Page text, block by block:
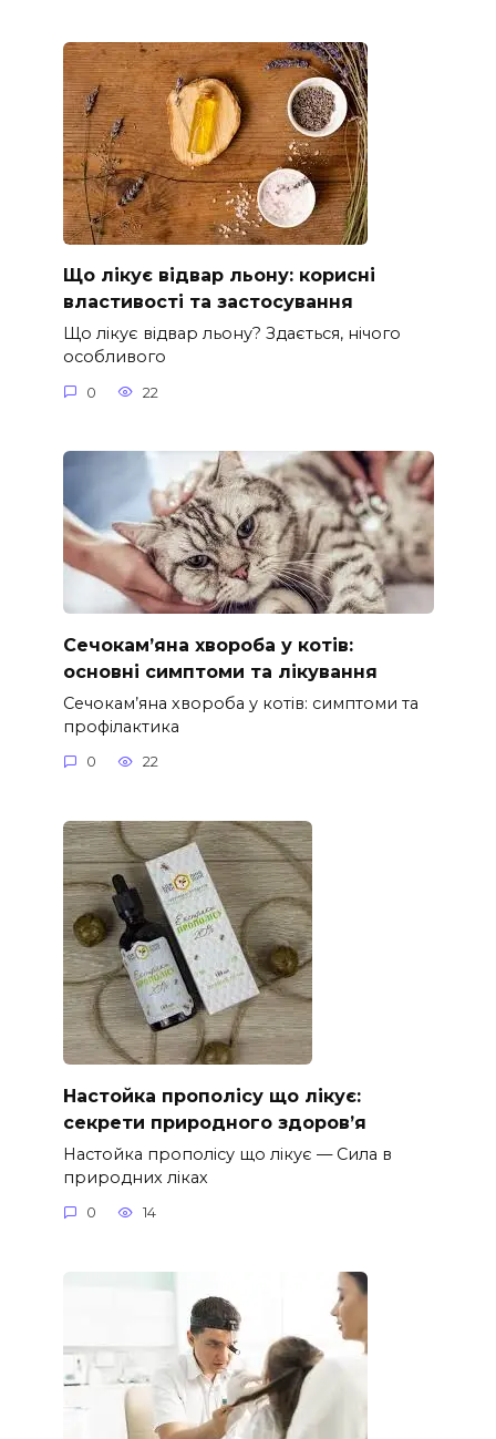
Що лікує відвар льону: корисні
властивості та застосування
Що лікує відвар льону? Здається, нічого
особливого
0 22
Сечокам’яна хвороба у котів:
основні симптоми та лікування
Сечокам’яна хвороба у котів: симптоми та
профілактика
0 22
Настойка прополісу що лікує:
секрети природного здоров’я
Настойка прополісу що лікує — Сила в
природних ліках
0 14